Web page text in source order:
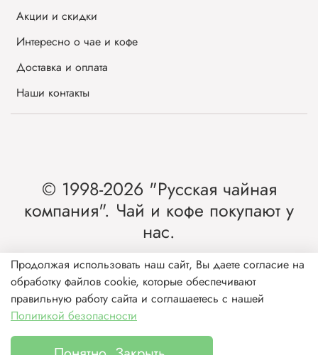
Акции и скидки
Интересно о чае и кофе
Доставка и оплата
Наши контакты
© 1998-2026 "Русская чайная
компания". Чай и кофе покупают у
нас.
Интернет-магазин чая и кофе от лидера
рынка России.
Продолжая использовать наш сайт, Вы даете согласие на
обработку файлов cookie, которые обеспечивают
правильную работу сайта и соглашаетесь с нашей
Политикой безопасности